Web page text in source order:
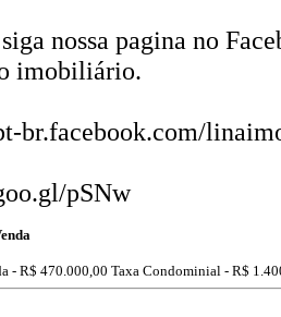
nossa pagina no
imobiliário.
br.facebook.com/
pSNw
- R$ 470.000,00 Taxa Condominial - R$